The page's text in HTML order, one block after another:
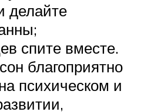
делайте
спите вместе.
благоприятно
психическом и